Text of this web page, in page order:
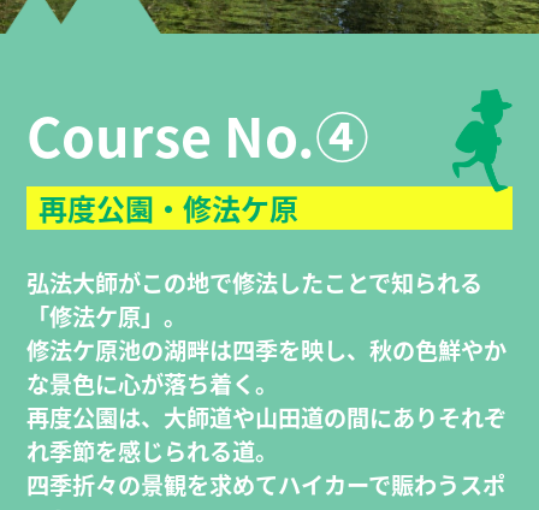
Course No.④
再度公園・修法ケ原
弘法大師がこの地で修法したことで知られる
「修法ケ原」。
修法ケ原池の湖畔は四季を映し、秋の色鮮やか
な景色に心が落ち着く。
再度公園は、大師道や山田道の間にありそれぞ
れ季節を感じられる道。
四季折々の景観を求めてハイカーで賑わうスポ